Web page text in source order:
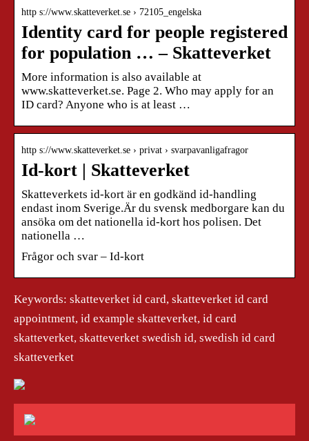
http s://www.skatteverket.se › 72105_engelska
Identity card for people registered
for population … – Skatteverket
More information is also available at
www.skatteverket.se. Page 2. Who may apply for an
ID card? Anyone who is at least …
http s://www.skatteverket.se › privat › svarpavanligafragor
Id-kort | Skatteverket
Skatteverkets id-kort är en godkänd id-handling
endast inom Sverige.Är du svensk medborgare kan du
ansöka om det nationella id-kort hos polisen. Det
nationella …
Frågor och svar – Id-kort
Keywords: skatteverket id card, skatteverket id card
appointment, id example skatteverket, id card
skatteverket, skatteverket swedish id, swedish id card
skatteverket